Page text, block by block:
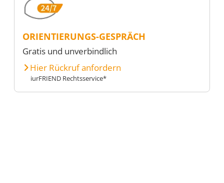
ORIENTIERUNGS-GESPRÄCH
Gratis und unverbindlich
Hier Rückruf anfordern
iurFRIEND Rechtsservice*